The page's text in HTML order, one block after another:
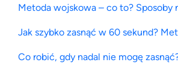
Metoda wojskowa – co to? Sposoby
Jak szybko zasnąć w 60 sekund?
Co robić, gdy nadal nie mogę